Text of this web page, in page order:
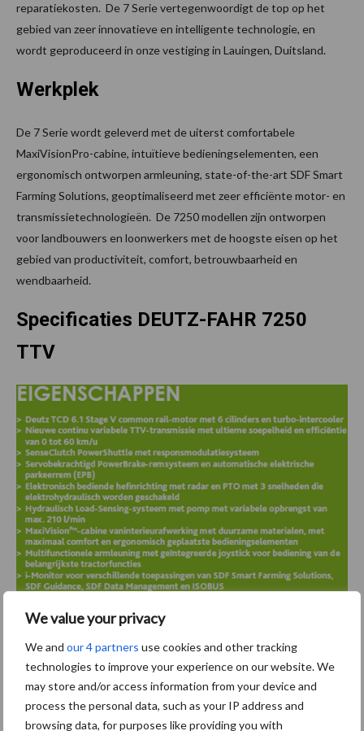
We value your privacy
We and our 4 partners use cookies and other tracking
technologies to improve your experience on our website. We
may store and/or access information from your device and
process the personal data, such as your IP address and
browsing data, for purposes like providing you with
reparatiekosten. De 7 Serie vertegenwoordigt de top op het
gebied van zeer innovatieve en intelligente technologie, en
wordt geproduceerd in onze vestiging in Lauingen, Duitsland.
Werkplek
De 7 Serie wordt geleverd met de uiterst comfortabele
MaxiVisionPro-cabine, intuïtieve bedieningselementen, een
ergonomisch ontworpen armleuning, state-of-the-art SDF Smart
Farming Solutions, geoptimaliseerd met zeer efficiënte motor- en
transmissietechnologieën. De 7250 modellen zijn ontworpen
voor landbouwers en loonwerkers met de hoogste eisen op het
gebied van productiviteit, comfort, betrouwbaarheid en
wendbaarheid.
Specificaties DEUTZ-FAHR 7250
TTV
Meer informatie?
DEUTZ-FAHR 7250 TTV